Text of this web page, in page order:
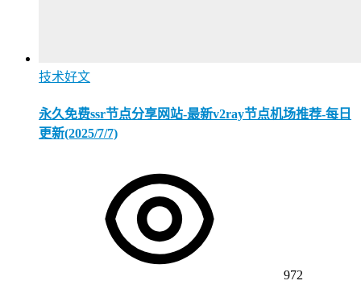
技术好文
永久免费ssr节点分享网站-最新v2ray节点机场推荐-每日
更新(2025/7/7)
972